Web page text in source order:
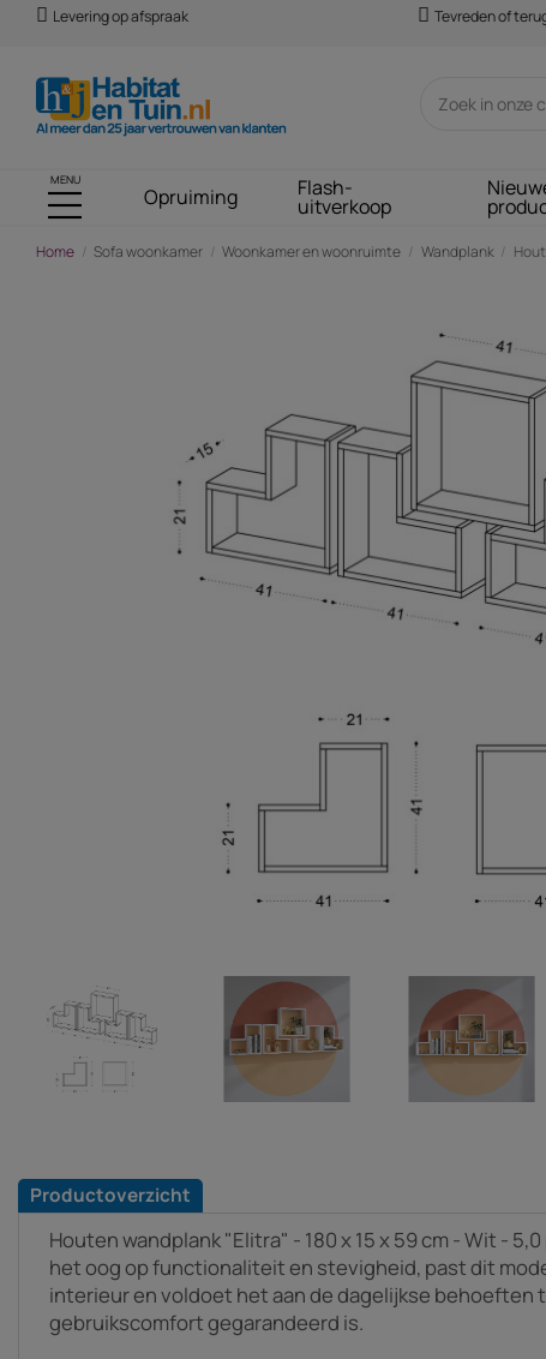
Levering op afspraak Tevreden of
MENU
Opruiming Flash-
uitverkoop
Home Sofa woonkamer Woonkamer en woonruimte Wandplank
Productoverzicht
Houten wandplank "Elitra" - 180 x 15 x 59 cm - Wit -
het oog op functionaliteit en stevigheid, past dit
interieur en voldoet het aan de dagelijkse behoeften
gebruikscomfort gegarandeerd is.